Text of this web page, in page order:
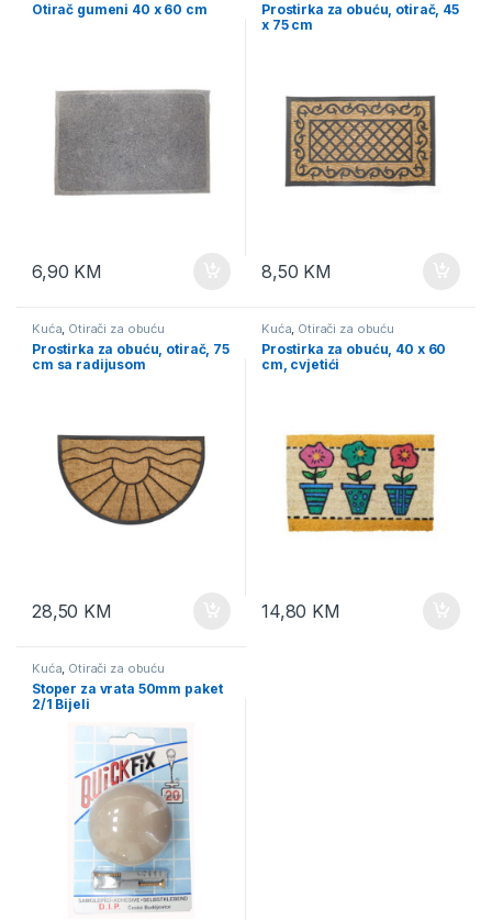
Otirač gumeni 40 x 60 cm
6,90 KM
Prostirka za obuću, otirač, 45
x 75 cm
8,50 KM
Kuća, Otirači za obuću
Prostirka za obuću, otirač, 75
cm sa radijusom
28,50 KM
Kuća, Otirači za obuću
Prostirka za obuću, 40 x 60
cm, cvjetići
14,80 KM
Kuća, Otirači za obuću
Stoper za vrata 50mm paket
2/1 Bijeli